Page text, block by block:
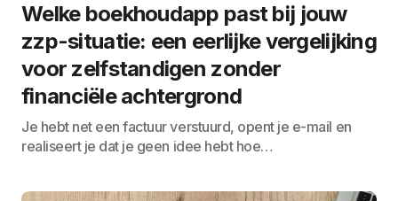
Welke boekhoudapp past bij jouw
zzp-situatie: een eerlijke vergelijking
voor zelfstandigen zonder
financiële achtergrond
Je hebt net een factuur verstuurd, opent je e-mail en
realiseert je dat je geen idee hebt hoe…